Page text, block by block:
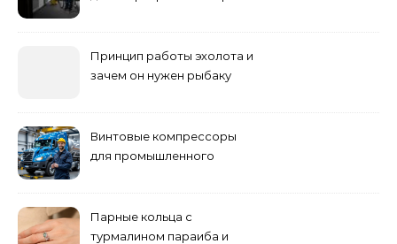
Принцип работы эхолота и
зачем он нужен рыбаку
Винтовые компрессоры
для промышленного
Парные кольца с
турмалином параиба и